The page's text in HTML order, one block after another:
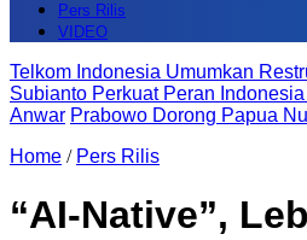
Pers Rilis
VIDEO
Telkom Indonesia Umumkan
Subianto Perkuat Peran
Anwar Prabowo Dorong Papua
Home / Pers Rilis
“AI-Native”,